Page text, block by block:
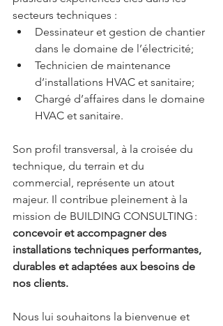
secteurs techniques :
Dessinateur et gestion de chantier
dans le domaine de l’électricité;
Technicien de maintenance
d’installations HVAC et sanitaire;
Chargé d’affaires dans le domaine
HVAC et sanitaire.
Son profil transversal, à la croisée du
technique, du terrain et du
commercial, représente un atout
majeur. Il contribue pleinement à la
mission de BUILDING CONSULTING :
concevoir et accompagner des
installations techniques performantes,
durables et adaptées aux besoins de
nos clients.
Nous lui souhaitons la bienvenue et